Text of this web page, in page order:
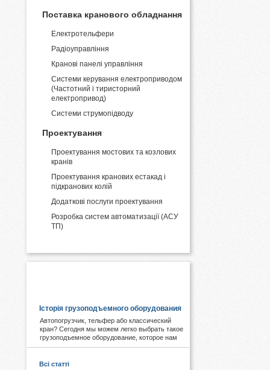
Поставка кранового обладнання
Електротельфери
Радіоуправління
Кранові панелі управління
Системи керування електроприводом
(Частотний і тиристорний
електропривод)
Системи струмопідводу
Проектування
Проектування мостових та козлових
кранів
Проектування кранових естакад і
підкранових колій
Додаткові послуги проектування
Розробка систем автоматизації (АСУ
ТП)
Історія грузоподъемного оборудования
Автопогрузчик, тельфер або классический
кран? Сегодня мы можем легко выбрать такое
грузоподъемное оборудование, которое нам
необходимо. А знаете ли Вы, что первые виды
древности. Примером служат известные
Всі статті